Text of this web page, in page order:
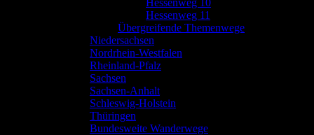
Hessenweg 10
Hessenweg 11
Übergreifende Themenwege
Niedersachsen
Nordrhein-Westfalen
Rheinland-Pfalz
Sachsen
Sachsen-Anhalt
Schleswig-Holstein
Thüringen
Bundesweite Wanderwege